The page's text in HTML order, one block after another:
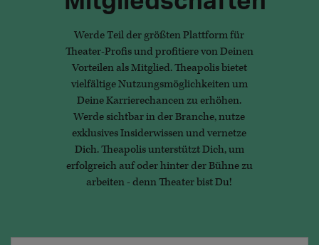
Werde Teil der größten Plattform für
Theater-Profis und profitiere von Deinen
Vorteilen als Mitglied. Theapolis bietet
vielfältige Nutzungsmöglichkeiten um
Deine Karrierechancen zu erhöhen.
Werde sichtbar in der Branche, nutze
exklusives Insiderwissen und vernetze
Dich. Theapolis unterstützt Dich, um
erfolgreich auf oder hinter der Bühne zu
arbeiten - denn Theater bist Du!